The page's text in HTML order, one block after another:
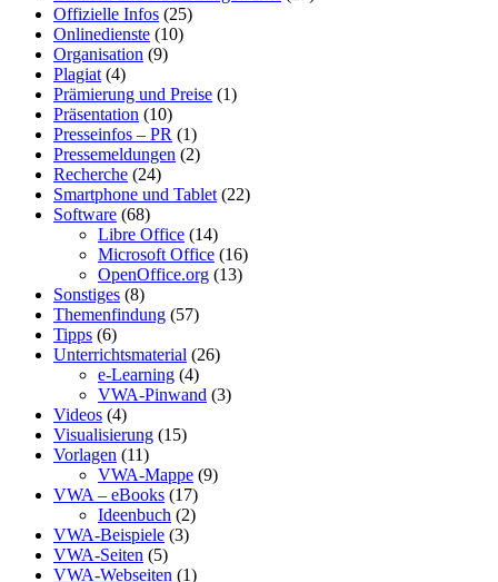
Offizielle Infos (25)
Onlinedienste (10)
Organisation (9)
Plagiat (4)
Prämierung und Preise (1)
Präsentation (10)
Presseinfos – PR (1)
Pressemeldungen (2)
Recherche (24)
Smartphone und Tablet (22)
Software (68)
Libre Office (14)
Microsoft Office (16)
OpenOffice.org (13)
Sonstiges (8)
Themenfindung (57)
Tipps (6)
Unterrichtsmaterial (26)
e-Learning (4)
VWA-Pinwand (3)
Videos (4)
Visualisierung (15)
Vorlagen (11)
VWA-Mappe (9)
VWA – eBooks (17)
Ideenbuch (2)
VWA-Beispiele (3)
VWA-Seiten (5)
VWA-Webseiten (1)